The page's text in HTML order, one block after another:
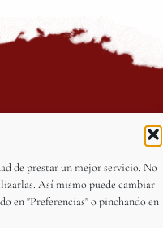
de prestar un mejor servicio. No
Así mismo puede cambiar
en "Preferencias" o pinchando en
Calle